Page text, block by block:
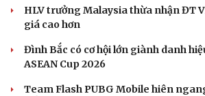
HLV trưởng Malaysia thừa nhận ĐT
giá cao hơn
Đình Bắc có cơ hội lớn giành danh
ASEAN Cup 2026
Team Flash PUBG Mobile hiên